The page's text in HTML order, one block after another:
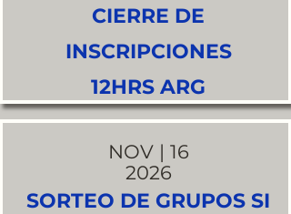
CIERRE DE
INSCRIPCIONES
12HRS ARG
NOV | 16
2026
SORTEO DE GRUPOS SI